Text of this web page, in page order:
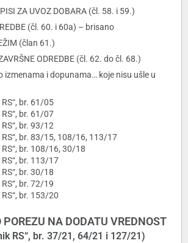
ZA UVOZ DOBARA (čl. 58. i 59.)
(čl. 60. i 60a) – brisano
(član 61.)
ODREDBE (čl. 62. do čl. 68.)
izmenama i dopunama… koje nisu ušle u
br. 61/05
br. 61/07
br. 93/12
RS“, br. 83/15, 108/16, 113/17
RS“, br. 108/16, 30/18
br. 113/17
br. 30/18
br. 72/19
br. 153/20
NA DODATU VREDNOST
RS“, br. 37/21, 64/21 i 127/21)